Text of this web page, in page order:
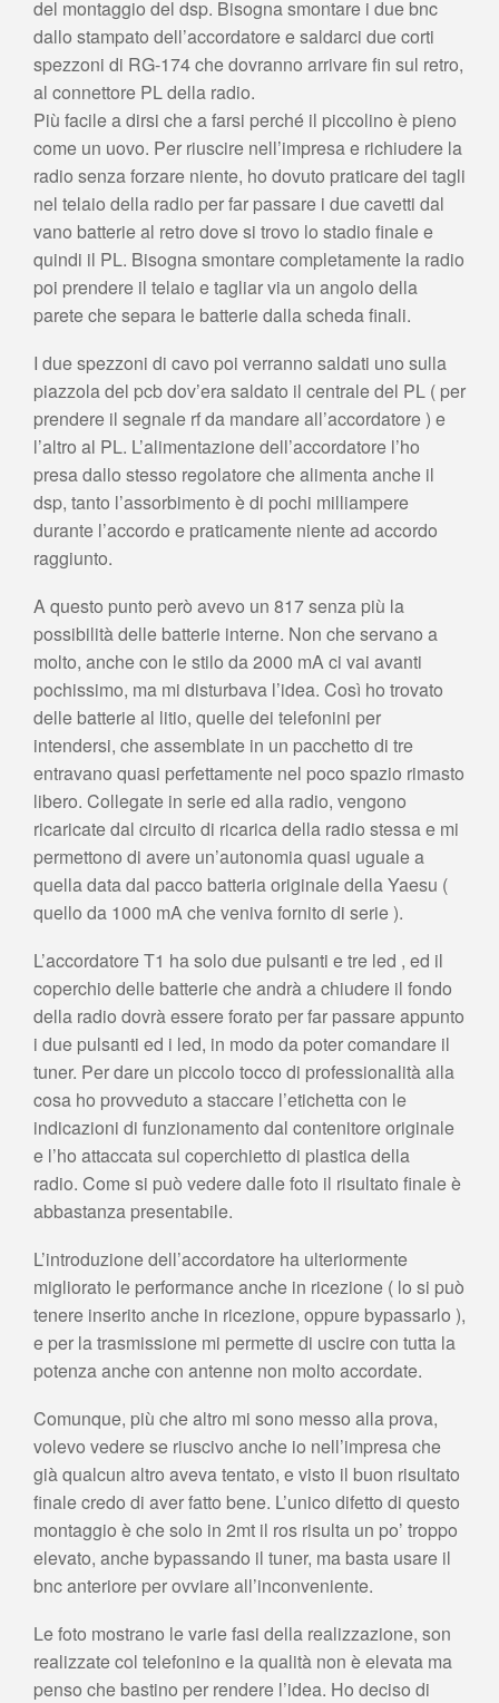
del montaggio del dsp. Bisogna smontare i due bnc
dallo stampato dell’accordatore e saldarci due corti
spezzoni di RG-174 che dovranno arrivare fin sul retro,
al connettore PL della radio.
Più facile a dirsi che a farsi perché il piccolino è pieno
come un uovo. Per riuscire nell’impresa e richiudere la
radio senza forzare niente, ho dovuto praticare dei tagli
nel telaio della radio per far passare i due cavetti dal
vano batterie al retro dove si trovo lo stadio finale e
quindi il PL. Bisogna smontare completamente la radio
poi prendere il telaio e tagliar via un angolo della
parete che separa le batterie dalla scheda finali.
I due spezzoni di cavo poi verranno saldati uno sulla
piazzola del pcb dov’era saldato il centrale del PL ( per
prendere il segnale rf da mandare all’accordatore ) e
l’altro al PL. L’alimentazione dell’accordatore l’ho
presa dallo stesso regolatore che alimenta anche il
dsp, tanto l’assorbimento è di pochi milliampere
durante l’accordo e praticamente niente ad accordo
raggiunto.
A questo punto però avevo un 817 senza più la
possibilità delle batterie interne. Non che servano a
molto, anche con le stilo da 2000 mA ci vai avanti
pochissimo, ma mi disturbava l’idea. Così ho trovato
delle batterie al litio, quelle dei telefonini per
intendersi, che assemblate in un pacchetto di tre
entravano quasi perfettamente nel poco spazio rimasto
libero. Collegate in serie ed alla radio, vengono
ricaricate dal circuito di ricarica della radio stessa e mi
permettono di avere un’autonomia quasi uguale a
quella data dal pacco batteria originale della Yaesu (
quello da 1000 mA che veniva fornito di serie ).
L’accordatore T1 ha solo due pulsanti e tre led , ed il
coperchio delle batterie che andrà a chiudere il fondo
della radio dovrà essere forato per far passare appunto
i due pulsanti ed i led, in modo da poter comandare il
tuner. Per dare un piccolo tocco di professionalità alla
cosa ho provveduto a staccare l’etichetta con le
indicazioni di funzionamento dal contenitore originale
e l’ho attaccata sul coperchietto di plastica della
radio. Come si può vedere dalle foto il risultato finale è
abbastanza presentabile.
L’introduzione dell’accordatore ha ulteriormente
migliorato le performance anche in ricezione ( lo si può
tenere inserito anche in ricezione, oppure bypassarlo ),
e per la trasmissione mi permette di uscire con tutta la
potenza anche con antenne non molto accordate.
Comunque, più che altro mi sono messo alla prova,
volevo vedere se riuscivo anche io nell’impresa che
già qualcun altro aveva tentato, e visto il buon risultato
finale credo di aver fatto bene. L’unico difetto di questo
montaggio è che solo in 2mt il ros risulta un po’ troppo
elevato, anche bypassando il tuner, ma basta usare il
bnc anteriore per ovviare all’inconveniente.
Le foto mostrano le varie fasi della realizzazione, son
realizzate col telefonino e la qualità non è elevata ma
penso che bastino per rendere l’idea. Ho deciso di